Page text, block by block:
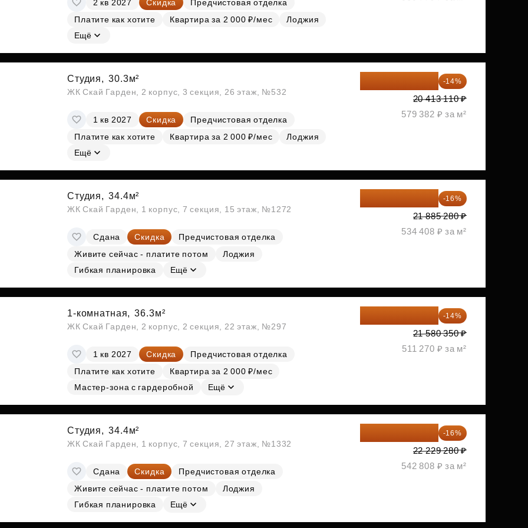
Субсидии
2 кв 2027 Скидка
Предчистовая отделка
Платите как хотите
Квартира за 2 000 ₽/мес
Лоджия
Ещё
Студия, 30.3м²
ЖК Скай Гарден, 2 корпус, 3 секция, 26 этаж, №532
1 кв 2027 Скидка
Предчистовая отделка
Платите как хотите
Квартира за 2 000 ₽/мес
Лоджия
Ещё
-14%
20 413 110 ₽
579 382 ₽ за м²
Студия, 34.4м²
ЖК Скай Гарден, 1 корпус, 7 секция, 15 этаж, №1272
Сдана Скидка
Предчистовая отделка
Живите сейчас - платите потом
Лоджия
Гибкая планировка
Ещё
-16%
21 885 280 ₽
534 408 ₽ за м²
1-комнатная, 36.3м²
ЖК Скай Гарден, 2 корпус, 2 секция, 22 этаж, №297
1 кв 2027 Скидка
Предчистовая отделка
Платите как хотите
Квартира за 2 000 ₽/мес
Мастер-зона с гардеробной
Ещё
-14%
21 580 350 ₽
511 270 ₽ за м²
Студия, 34.4м²
ЖК Скай Гарден, 1 корпус, 7 секция, 27 этаж, №1332
Сдана Скидка
Предчистовая отделка
Живите сейчас - платите потом
Лоджия
Гибкая планировка
Ещё
-16%
22 229 280 ₽
542 808 ₽ за м²